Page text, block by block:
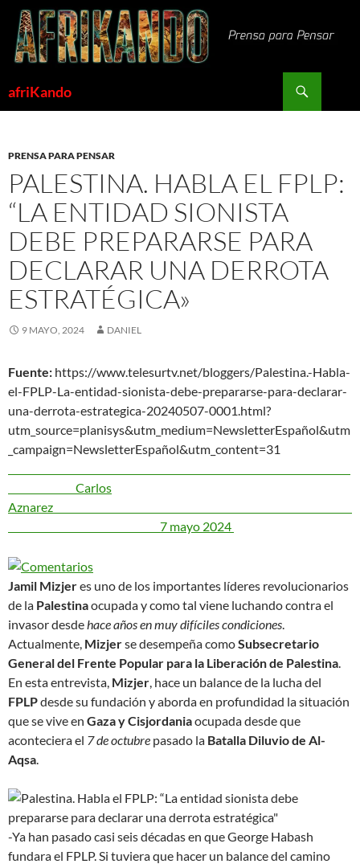
Saltar
contenido
afriKando
PRENSA PARA PENSAR
PALESTINA. HABLA EL FPLP:
“LA ENTIDAD SIONISTA
DEBE PREPARARSE PARA
DECLARAR UNA DERROTA
ESTRATÉGICA»
9 MAYO, 2024 DANIEL
Fuente: https://www.telesurtv.net/bloggers/Palestina.-Habla-
el-FPLP-La-entidad-sionista-debe-prepararse-para-declarar-
una-derrota-estrategica-20240507-0001.html?
utm_source=planisys&utm_medium=NewsletterEspañol&utm
_campaign=NewsletterEspañol&utm_content=31
Carlos
Aznarez
7 mayo 2024
Jamil Mizjeres uno de los importantes líderes revolucionarios
de la Palestinaocupada y como tal viene luchando contra el
invasor desde hace años en muy difíciles condiciones
Actualmente, Mizjerse desempeña comoSubsecretario
General del Frente Popular para la Liberación de Palestina
En esta entrevista, Mizjer , hace un balance de la lucha del
FPLPdesde su fundación y aborda en profundidad la situación
que se vive en Gaza y Cisjordaniaocupada desde que
aconteciera el 7 de octubre pasado la Batalla Diluvio de Al-
Aqsa
-Ya han pasado casi seis décadas en que George Habash
fundara el FPLP. Si tuviera que hacer un balance del camino